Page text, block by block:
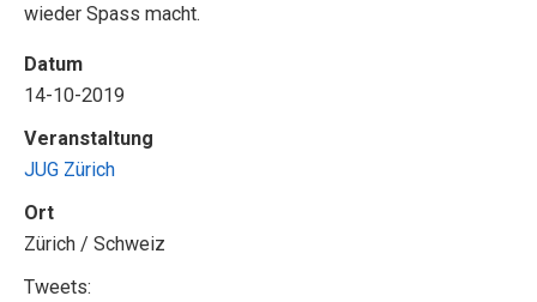
wieder Spass macht.
Datum
14-10-2019
Veranstaltung
JUG Zürich
Ort
Zürich / Schweiz
Tweets: